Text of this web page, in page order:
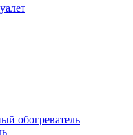
обогреватель